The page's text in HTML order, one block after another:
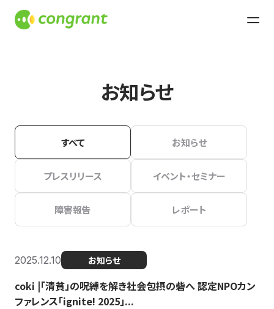
お知らせ
すべて お知らせ
プレスリリース イベント・セミナー
障害報告 レポート
2025.12.10 お知らせ
coki |「清貧」の呪縛を解き社会包摂の砦へ 認定NPOカン
ファレンス「ignite! 2025」...